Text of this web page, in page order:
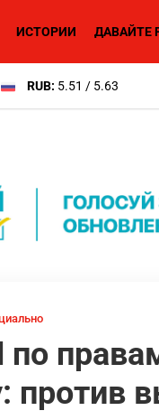
ИСТОРИИ ДАВАЙТЕ
RUB: 5.51 / 5.63
против